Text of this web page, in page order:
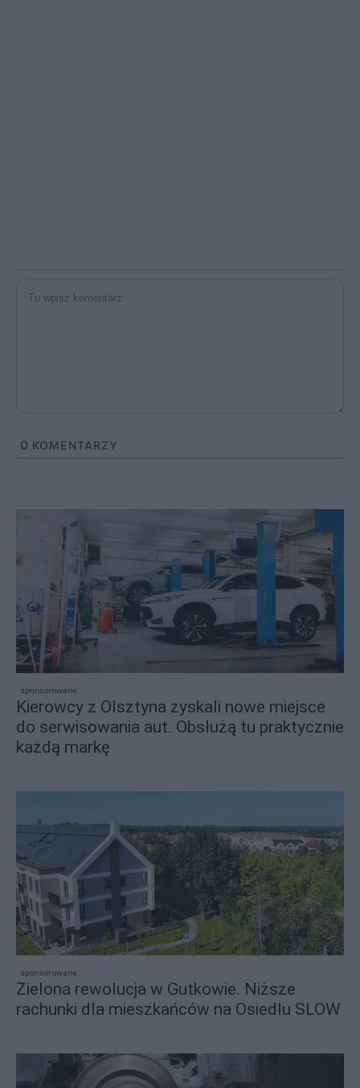
0 KOMENTARZY
sponsorowane
Kierowcy z Olsztyna zyskali nowe miejsce
do serwisowania aut. Obsłużą tu praktycznie
każdą markę
sponsorowane
Zielona rewolucja w Gutkowie. Niższe
rachunki dla mieszkańców na Osiedlu SLOW